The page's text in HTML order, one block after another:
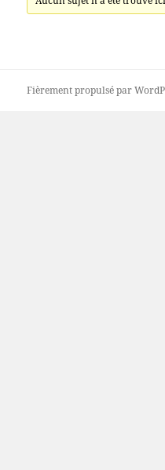
Fièrement propulsé par